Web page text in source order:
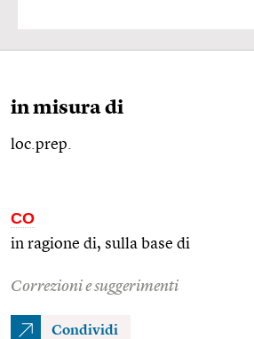
in misura di
loc.prep.
CO
in ragione di, sulla base di
Correzioni e suggerimenti
Condividi